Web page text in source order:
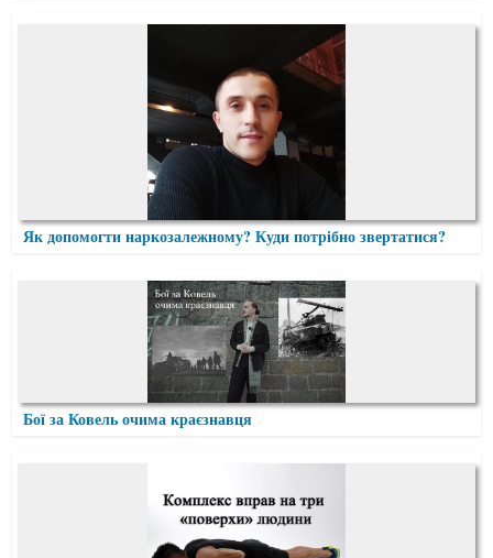
Як допомогти наркозалежному? Куди потрібно звертатися?
Бої за Ковель очима краєзнавця